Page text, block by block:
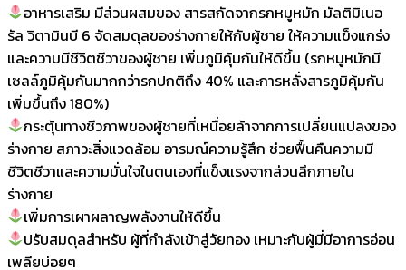
อาหารเสริม มีส่วนผสมของ สารสกัดจากรกหมูหมัก มัลติมิเนอ
รัล วิตามินบี 6 จัดสมดุลของร่างกายให้กับผู้ชาย ให้ความแข็งแกร่ง
และความมีชีวิตชีวาของผู้ชาย เพิ่มภูมิคุ้มกันให้ดีขึ้น (รกหมูหมักมี
เซลล์ภูมิคุ้มกันมากกว่ารกปกติถึง 40% และการหลั่งสารภูมิคุ้มกัน
เพิ่มขึ้นถึง 180%)
กระตุ้นทางชีวภาพของผู้ชายที่เหนื่อยล้าจากการเปลี่ยนแปลงของ
ร่างกาย สภาวะสิ่งแวดล้อม อารมณ์ความรู้สึก ช่วยฟื้นคืนความมี
ชีวิตชีวาและความมั่นใจในตนเองที่แข็งแรงจากส่วนลึกภายใน
ร่างกาย
เพิ่มการเผาผลาญพลังงานให้ดีขึ้น
ปรับสมดุลสำหรับ ผู้ที่กำลังเข้าสู่วัยทอง เหมาะกับผู้มี่มีอาการอ่อน
เพลียบ่อยๆ